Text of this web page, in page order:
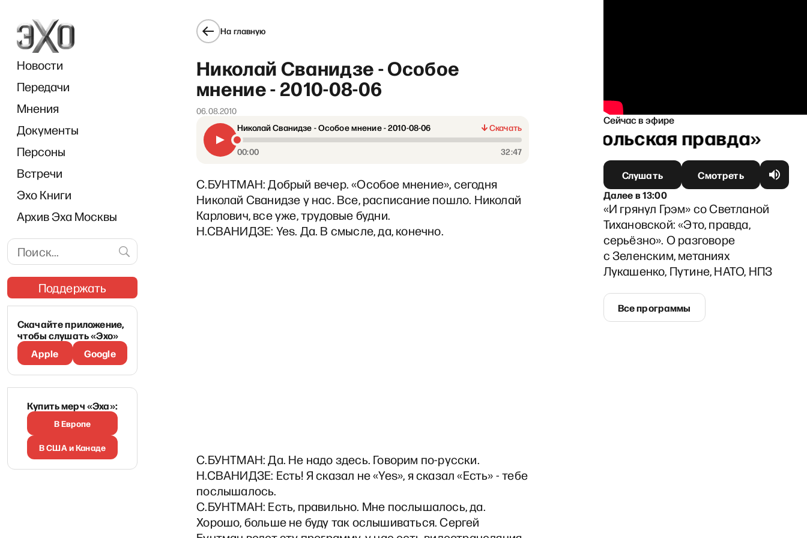
Новости
Передачи
Мнения
Документы
Персоны
Встречи
Эхо Книги
Архив Эха Москвы
Поддержать
Скачайте приложение,
чтобы слушать «Эхо»
Apple
Google
Купить мерч «Эха»:
В Европе
В США и Канаде
На главную
Николай Сванидзе - Особое
мнение - 2010-08-06
06.08.2010
Николай Сванидзе - Особое мнение - 2010-08-06
Скачать
00:00 32:47
С.БУНТМАН: Добрый вечер. «Особое мнение», сегодня
Николай Сванидзе у нас. Все, расписание пошло. Николай
Карлович, все уже, трудовые будни.
Н.СВАНИДЗЕ: Yes. Да. В смысле, да, конечно.
С.БУНТМАН: Да. Не надо здесь. Говорим по-русски.
Н.СВАНИДЗЕ: Есть! Я сказал не «Yes», я сказал «Есть» - тебе
послышалось.
С.БУНТМАН: Есть, правильно. Мне послышалось, да.
Хорошо, больше не буду так ослышиваться. Сергей
Сейчас в эфире
«Ганапольская правда»
Слушать
Смотреть
Далеев13:00
«И грянул Грэм» со Светланой
Тихановской: «Это, правда,
серьёзно». О разговоре
с Зеленским, метаниях
Лукашенко, Путине, НАТО, НПЗ
Все программы